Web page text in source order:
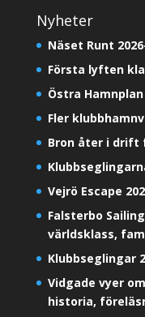
Nyheter
Näset Runt
Första lyften
Östra
Fler
Bron åter i drift
Vejrö Escape
Falsterbo
världsklass,
Klubbseglingar
Vidgade vyer
historia,